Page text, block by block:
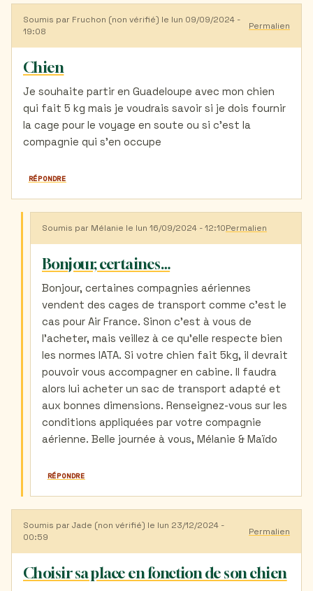
Soumis par Fruchon (non vérifié) le lun 09/09/2024 -
19:08
Permalien
Chien
Je souhaite partir en Guadeloupe avec mon chien
qui fait 5 kg mais je voudrais savoir si je dois fournir
la cage pour le voyage en soute ou si c'est la
compagnie qui s'en occupe
RÉPONDRE
Soumis par Mélanie le lun 16/09/2024 - 12:10
En
réponse
à
Chien
par
Fruchon
(non
vérifié)
Permalien
Bonjour, certaines…
Bonjour, certaines compagnies aériennes
vendent des cages de transport comme c'est le
cas pour Air France. Sinon c'est à vous de
l'acheter, mais veillez à ce qu'elle respecte bien
les normes IATA. Si votre chien fait 5kg, il devrait
pouvoir vous accompagner en cabine. Il faudra
alors lui acheter un sac de transport adapté et
aux bonnes dimensions. Renseignez-vous sur les
conditions appliquées par votre compagnie
aérienne. Belle journée à vous, Mélanie & Maïdo
RÉPONDRE
Soumis par Jade (non vérifié) le lun 23/12/2024 -
00:59
Permalien
Choisir sa place en fonction de son chien